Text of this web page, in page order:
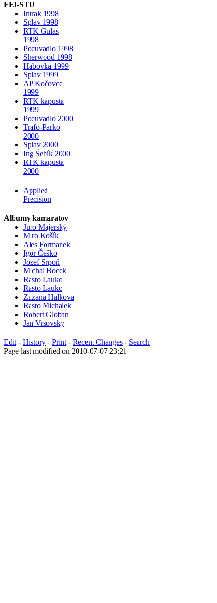
FEI-STU
Intrak 1998
Splav 1998
RTK Gulas
1998
Pocuvadlo 1998
Sherwood 1998
Habovka 1999
Splav 1999
AP Kočovce
1999
RTK kapusta
1999
Pocuvadlo 2000
Trafo-Parko
2000
Splav 2000
Ing Šebík 2000
RTK kapusta
2000
Applied
Precision
Albumy kamaratov
Juro Majerský
Miro Košík
Ales Formanek
Igor Češko
Jozef Srpoň
Michal Bocek
Rasto Lauko
Rasto Lauko
Zuzana Halkova
Rasto Michalek
Robert Globan
Jan Vrsovsky
Edit - History - Print - Recent Changes - Search
Page last modified on 2010-07-07 23:21